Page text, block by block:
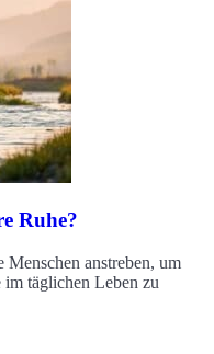
Ruhe?
anstreben, um
im täglichen Leben zu